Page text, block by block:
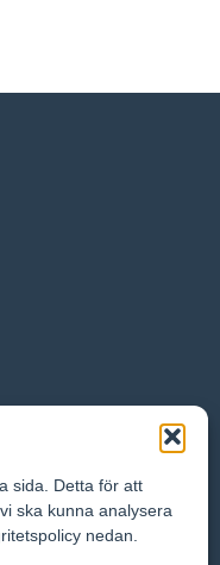
sida. Detta för att
ska kunna analysera
nedan.